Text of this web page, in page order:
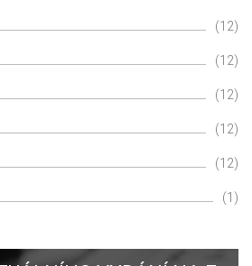
(12)
(12)
(12)
(12)
(12)
(1)